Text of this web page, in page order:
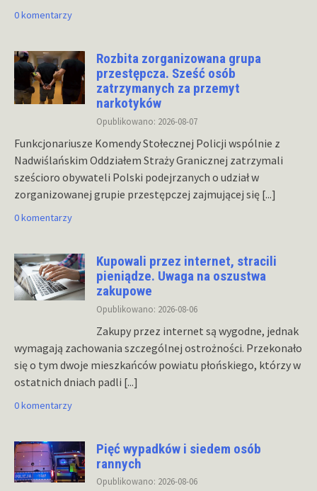
0 komentarzy
Rozbita zorganizowana grupa
przestępcza. Sześć osób
zatrzymanych za przemyt
narkotyków
Opublikowano: 2026-08-07
Funkcjonariusze Komendy Stołecznej Policji wspólnie z
Nadwiślańskim Oddziałem Straży Granicznej zatrzymali
sześcioro obywateli Polski podejrzanych o udział w
zorganizowanej grupie przestępczej zajmującej się [...]
0 komentarzy
Kupowali przez internet, stracili
pieniądze. Uwaga na oszustwa
zakupowe
Opublikowano: 2026-08-06
Zakupy przez internet są wygodne, jednak
wymagają zachowania szczególnej ostrożności. Przekonało
się o tym dwoje mieszkańców powiatu płońskiego, którzy w
ostatnich dniach padli [...]
0 komentarzy
Pięć wypadków i siedem osób
rannych
Opublikowano: 2026-08-06